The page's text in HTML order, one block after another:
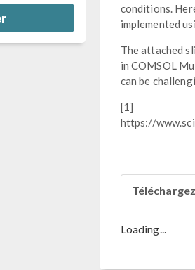
conditions.
implemented
The attached
in COMSOL
can be
[1]
https://
Loading...